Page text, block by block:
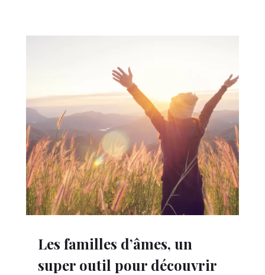
Les familles d’âmes, un
super outil pour découvrir